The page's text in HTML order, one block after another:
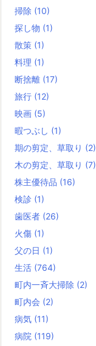
掃除 (10)
探し物 (1)
散策 (1)
料理 (1)
断捨離 (17)
旅行 (12)
映画 (5)
暇つぶし (1)
期の剪定、草取り (2)
木の剪定、草取り (7)
株主優待品 (16)
検診 (1)
歯医者 (26)
火傷 (1)
父の日 (1)
生活 (764)
町内一斉大掃除 (2)
町内会 (2)
病気 (11)
病院 (119)